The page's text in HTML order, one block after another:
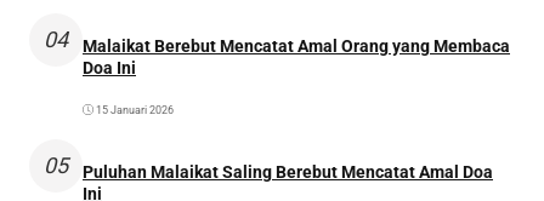
04
Malaikat Berebut Mencatat Amal Orang yang Membaca
Doa Ini
15 Januari 2026
05
Puluhan Malaikat Saling Berebut Mencatat Amal Doa
Ini